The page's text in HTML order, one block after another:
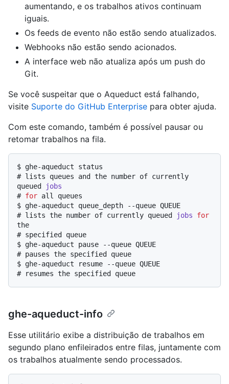
aumentando, e os trabalhos ativos continuam
iguais.
Os feeds de evento não estão sendo atualizados.
Webhooks não estão sendo acionados.
A interface web não atualiza após um push do
Git.
Se você suspeitar que o Aqueduct está falhando,
visite Suporte do GitHub Enterprise para obter ajuda.
Com este comando, também é possível pausar ou
retomar trabalhos na fila.
$ ghe-aqueduct status
# lists queues and the number of currently
queued
jobs
# for all queues
$ ghe-aqueduct queue_depth --queue QUEUE
# lists the number of currently queued jobs
for
the
# specified queue
$ ghe-aqueduct pause --queue QUEUE
# pauses the specified queue
$ ghe-aqueduct resume --queue QUEUE
# resumes the specified queue
ghe-aqueduct-info
Esse utilitário exibe a distribuição de trabalhos em
segundo plano enfileirados entre filas, juntamente com
os trabalhos atualmente sendo processados.